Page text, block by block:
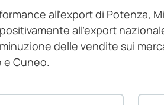
all’export di Potenza,
all’export
delle vendite sui
e Cuneo.